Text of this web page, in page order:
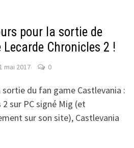
pour la sortie de
Chronicles 2 !
1 mai 2017 0
du fan game Castlevania :
sur PC signé Mig (et
sur son site), Castlevania